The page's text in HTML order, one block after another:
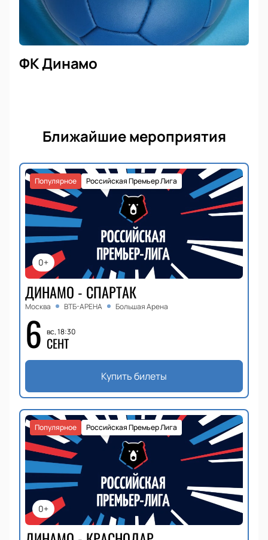
ФК Динамо
Ближайшие мероприятия
0+
Российская Премьер Лига
Популярное
ДИНАМО - СПАРТАК
Москва ВТБ-АРЕНА Большая Арена
6 вс, 18:30
СЕНТ
Купить билеты
0+
Российская Премьер Лига
Популярное